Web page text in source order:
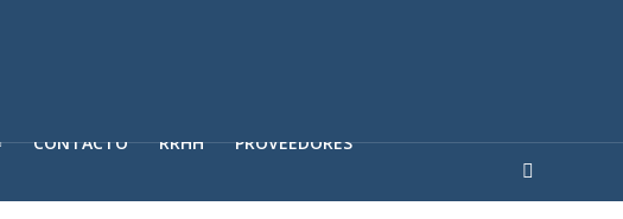
CONTACTO RRHH PROVEEDORES